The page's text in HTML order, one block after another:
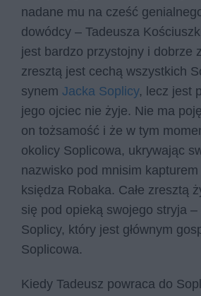
nadane mu na cześć
dowódcy – Tadeusza
jest bardzo przystojny i dobrze
zresztą jest cechą wszystkich
synem Jacka Soplicy, lecz jest
jego ojciec nie żyje. Nie ma
on tożsamość i że w tym
okolicy Soplicowa, ukrywając
nazwisko pod mnisim
księdza Robaka. Całe zresztą
się pod opieką swojego stryja –
Soplicy, który jest głównym
Soplicowa.
Kiedy Tadeusz powraca do